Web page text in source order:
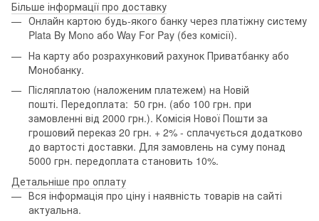
Більше інформації про доставку
Онлайн картою будь-якого банку через платіжну систему
Plata By Mono або Way For Pay (без комісії).
На карту або розрахунковий рахунок Приватбанку або
Монобанку.
Післяплатою (наложеним платежем) на Новій
пошті. Передоплата: 50 грн. (або 100 грн. при
замовленні від 2000 грн.). Комісія Нової Пошти за
грошовий переказ 20 грн. + 2% - сплачується додатково
до вартості доставки. Для замовлень на суму понад
5000 грн. передоплата становить 10%.
Детальніше про оплату
Вся інформація про ціну і наявність товарів на сайті
актуальна.